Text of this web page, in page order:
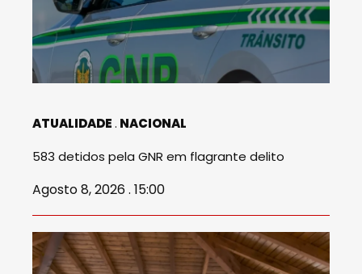
ATUALIDADE NACIONAL
583 detidos pela GNR em flagrante delito
Agosto 8, 2026 . 15:00